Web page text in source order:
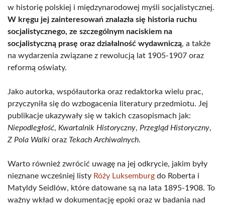
w historię polskiej i międzynarodowej myśli socjalistycznej.
W kręgu jej zainteresowań znalazła się historia ruchu
socjalistycznego, ze szczególnym naciskiem na
socjalistyczną prasę oraz działalność wydawniczą, a także
na wydarzenia związane z rewolucją lat 1905-1907 oraz
reformą oświaty.
Jako autorka, współautorka oraz redaktorka wielu prac,
przyczyniła się do wzbogacenia literatury przedmiotu. Jej
publikacje ukazywały się w takich czasopismach jak:
Niepodległość, Kwartalnik Historyczny, Przegląd Historyczny,
Z Pola Walki oraz Tekach Archiwalnych.
Warto również zwrócić uwagę na jej odkrycie, jakim były
nieznane wcześniej listy Róży Luksemburg do Roberta i
Matyldy Seidlów, które datowane są na lata 1895-1908. To
ważny wkład w dokumentację epoki oraz w badania nad